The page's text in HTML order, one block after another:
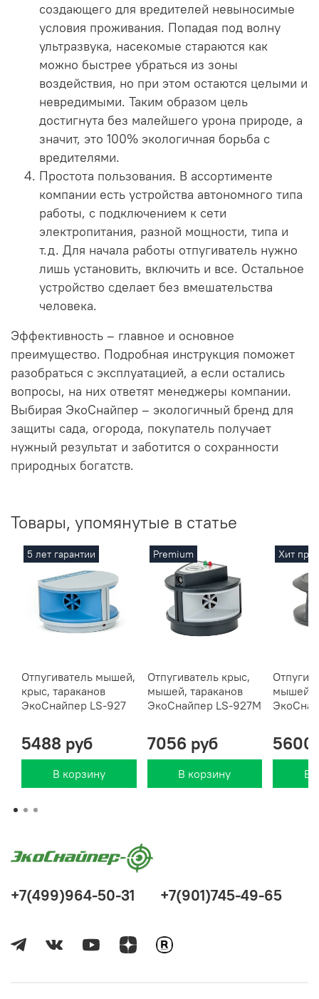
создающего для вредителей невыносимые
условия проживания. Попадая под волну
ультразвука, насекомые стараются как
можно быстрее убраться из зоны
воздействия, но при этом остаются целыми и
невредимыми. Таким образом цель
достигнута без малейшего урона природе, а
значит, это 100% экологичная борьба с
вредителями.
Простота пользования. В ассортименте
компании есть устройства автономного типа
работы, с подключением к сети
электропитания, разной мощности, типа и
т.д. Для начала работы отпугиватель нужно
лишь установить, включить и все. Остальное
устройство сделает без вмешательства
человека.
Эффективность – главное и основное
преимущество. Подробная инструкция поможет
разобраться с эксплуатацией, а если остались
вопросы, на них ответят менеджеры компании.
Выбирая ЭкоСнайпер – экологичный бренд для
защиты сада, огорода, покупатель получает
нужный результат и заботится о сохранности
природных богатств.
Товары, упомянутые в статье
5 лет гарантии
Отпугиватель мышей,
крыс, тараканов
ЭкоСнайпер LS-927
5488 руб
В корзину
Premium
Отпугиватель крыс,
мышей, тараканов
ЭкоСнайпер LS-927M
7056 руб
В корзину
Хит
мышей
5600
В
+7(499)964-50-31 +7(901)745-49-65